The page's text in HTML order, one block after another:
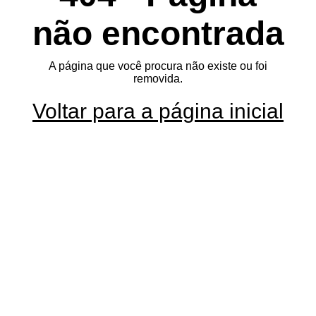
não encontrada
A página que você procura não existe ou foi
removida.
Voltar para a página inicial